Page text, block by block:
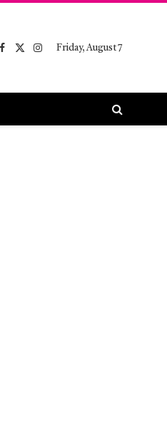
Facebook
X
Instagram
Friday, August 7